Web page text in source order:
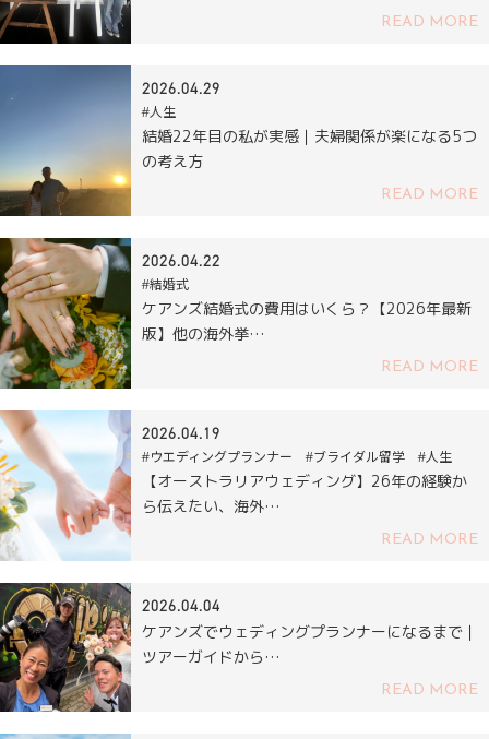
READ MORE
2026.04.29
#人生
結婚22年目の私が実感｜夫婦関係が楽になる5つ
の考え方
READ MORE
2026.04.22
#結婚式
ケアンズ結婚式の費用はいくら？【2026年最新
版】他の海外挙…
READ MORE
2026.04.19
#ウエディングプランナー #ブライダル留学 #人生
【オーストラリアウェディング】26年の経験か
ら伝えたい、海外…
READ MORE
2026.04.04
ケアンズでウェディングプランナーになるまで｜
ツアーガイドから…
READ MORE